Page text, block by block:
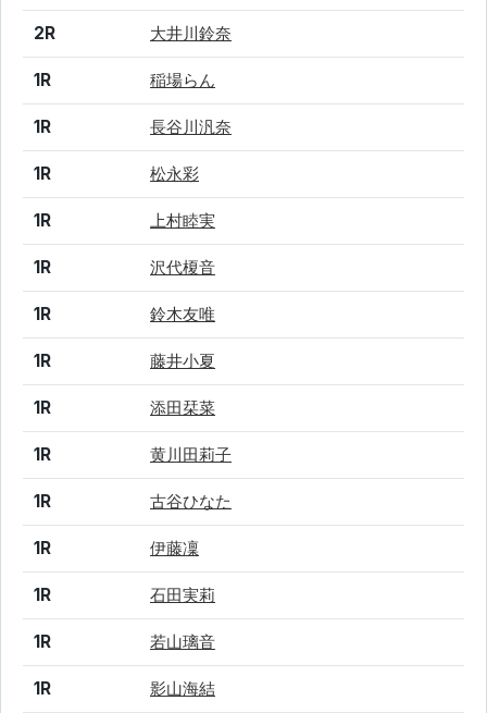
2R 大井川鈴奈
1R 稲場らん
1R 長谷川汎奈
1R 松永彩
1R 上村睦実
1R 沢代榎音
1R 鈴木友唯
1R 藤井小夏
1R 添田栞菜
1R 黄川田莉子
1R 古谷ひなた
1R 伊藤凜
1R 石田実莉
1R 若山璃音
1R 影山海結